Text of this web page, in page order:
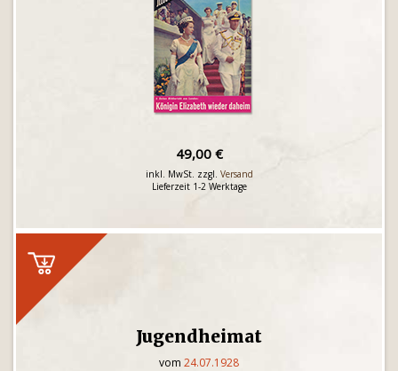
49,00 €
inkl. MwSt. zzgl. Versand
Lieferzeit 1-2 Werktage
Jugendheimat
vom 24.07.1928